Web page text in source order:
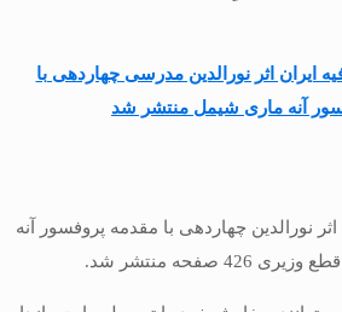
ایران اثر نورالدین مدرسی چهاردهی با
آنه ماری شیمل منتشر شد
نورالدین چهاردهی با مقدمه پروفسور آنه
صفحه منتشر شد.